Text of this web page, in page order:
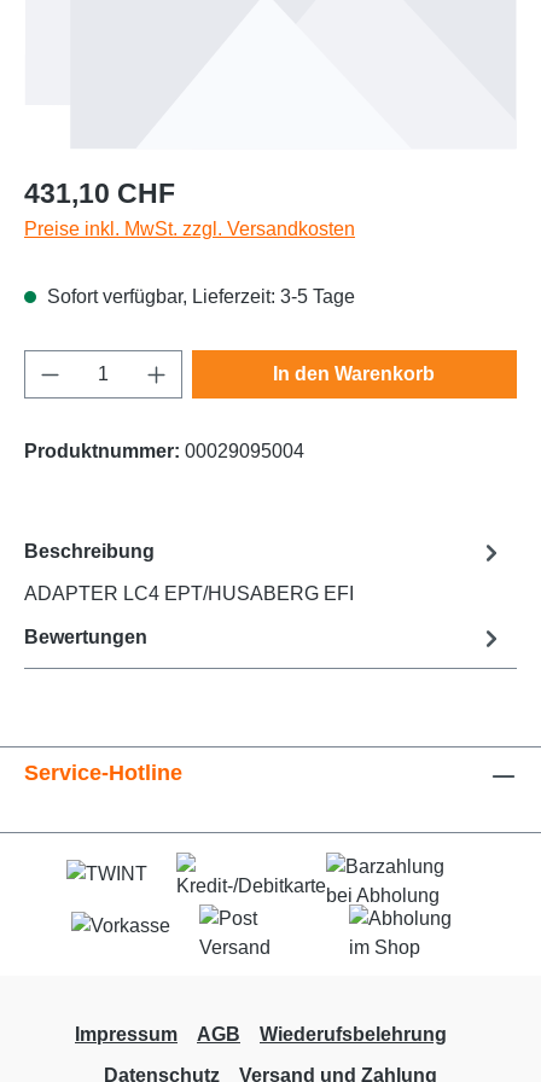
Regulärer Preis:
431,10 CHF
Preise inkl. MwSt. zzgl. Versandkosten
Sofort verfügbar, Lieferzeit: 3-5 Tage
Produkt Anzahl: Gib den gewünschten
In den Warenkorb
Produktnummer: 00029095004
Beschreibung
ADAPTER LC4 EPT/HUSABERG EFI
Bewertungen
Service-Hotline
Impressum AGB
Wiederufsbelehrung
Datenschutz
Versand und Zahlung